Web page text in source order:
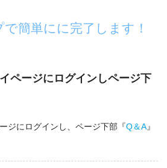
簡単にに完了します！
ページにログインしページ下
ジにログインし、ページ下部『Q＆A』